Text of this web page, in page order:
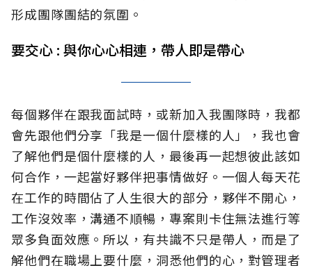
形成團隊團結的氛圍。
要交心 : 與你心心相連，帶人即是帶心
每個夥伴在跟我面試時，或新加入我團隊時，我都
會先跟他們分享「我是一個什麼樣的人」，我也會
了解他們是個什麼樣的人，最後再一起想彼此該如
何合作，一起當好夥伴把事情做好。一個人每天花
在工作的時間佔了人生很大的部分，夥伴不開心，
工作沒效率，溝通不順暢，專案則卡住無法進行等
眾多負面效應。所以，有共識不只是帶人，而是了
解他們在職場上要什麼，洞悉他們的心，對管理者